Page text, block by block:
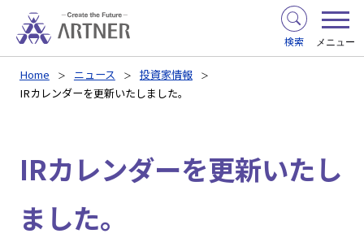
検索 メニュー
Home ニュース
投資家情報
IRカレンダーを更新いたしました。
IRカレンダーを更新いたし
ました。